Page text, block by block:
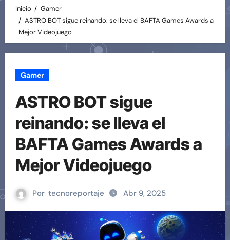
Inicio
Gamer
ASTRO BOT sigue reinando: se lleva el BAFTA Games Awards a
Mejor Videojuego
Gamer
ASTRO BOT sigue
reinando: se lleva el
BAFTA Games Awards a
Mejor Videojuego
Por tecnoreportaje Abr 9, 2025